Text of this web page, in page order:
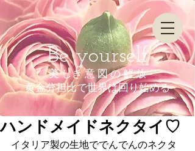
Be yourself
美 しき 意 図 の 解 放
​黄金分担比で世界は回り始める
ハンドメイドネクタイ♡
イタリア製の生地ででんでんのネクタ